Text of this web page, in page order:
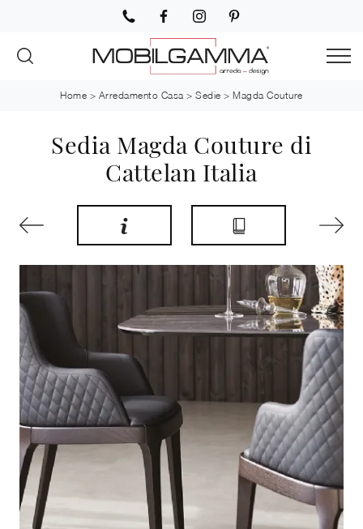
Home > Arredamento Casa >Sedie >Magda Couture
Sedia Magda Couture di
Cattelan Italia